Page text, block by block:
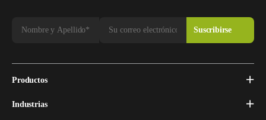
Productos
Industrias